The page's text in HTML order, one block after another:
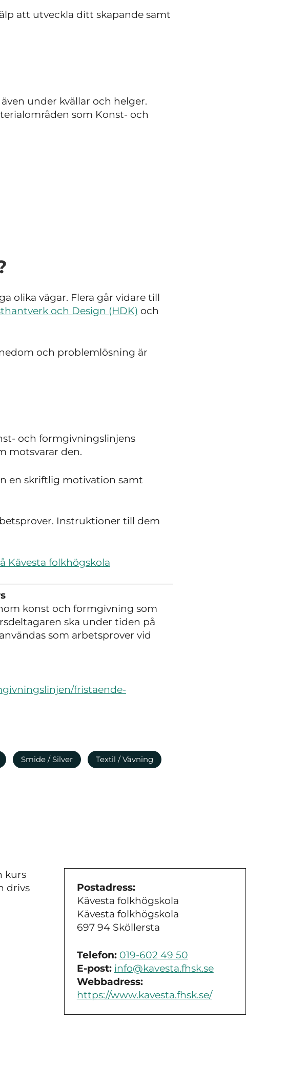
att utveckla ditt skapande samt
under kvällar och helger.
som Konst- och
olika vägar. Flera går vidare till
och Design (HDK) och
och problemlösning är
och formgivningslinjens
motsvarar den.
en skriftlig motivation samt
Instruktioner till dem
Kävesta folkhögskola
konst och formgivning som
ska under tiden på
som arbetsprover vid
fristaende-
Smide / Silver Textil / Vävning
kurs
drivs
Postadress:
Kävesta folkhögskola
Kävesta folkhögskola
697 94 Sköllersta
Telefon: 019-602 49 50
E-post: info@kavesta.fhsk.se
Webbadress:
https://www.kavesta.fhsk.se/